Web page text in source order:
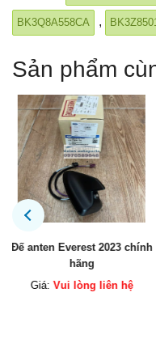
BK3Q8A558CA ,
Sản phẩm
Hộp số Ford Explorer 2017
chính hãng
Giá:Vui lòng liên hệ